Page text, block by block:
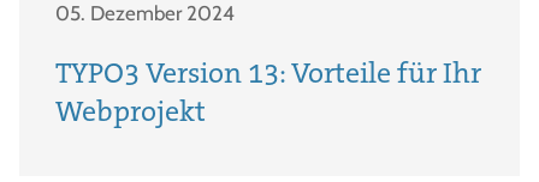
05. Dezember 2024
TYPO3 Version 13: Vorteile für Ihr
Webprojekt